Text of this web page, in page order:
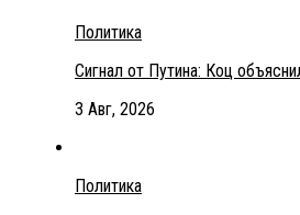
Политика
Сигнал от Путина: Коц
3 Авг, 2026
Политика